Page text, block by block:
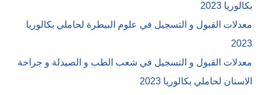
بكالوريا 2023
معدلات القبول و التسجيل في علوم البيطرة لحاملي بكالوريا
2023
معدلات القبول و التسجيل في شعب الطب و الصيدلة و جراحة
الاسنان لحاملي بكالوريا 2023